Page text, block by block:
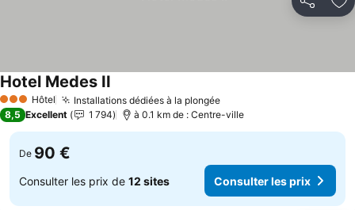
Partager
3 ÉtoilesHôtel Installations dédiées à la plongéeConsulter les prix
Hotel Medes II
8,5 Excellent 1 794 à 0.1 km de : Centre-ville
De 90 €
Consulter les prix de 12 sites Consulter les prix